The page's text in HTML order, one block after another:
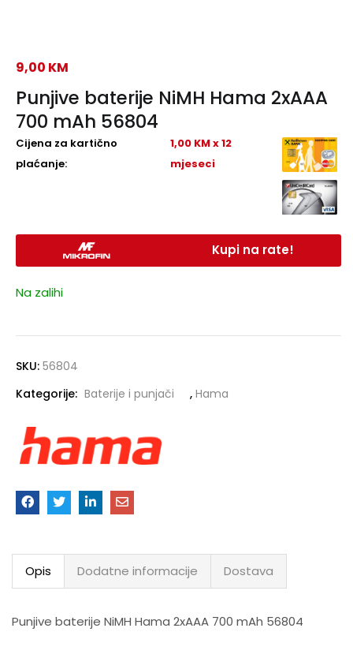
Punjive baterije NiMH Hama 2xAAA
700 mAh 56804
9,00 KM
Cijena za kartično
plaćanje:
1,00 KM x 12
mjeseci
Kupi na rate!
Na zalihi
SKU: 56804
Kategorije: Baterije i punjači , Hama
Opis Dodatne informacije Dostava
Punjive baterije NiMH Hama 2xAAA 700 mAh 56804